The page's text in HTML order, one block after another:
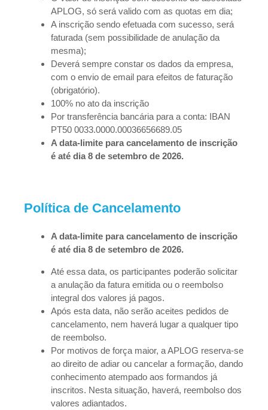
APLOG, só será valido com as quotas em dia;
A inscrição sendo efetuada com sucesso, será
faturada (sem possibilidade de anulação da
mesma);
Deverá sempre constar os dados da empresa,
com o envio de email para efeitos de faturação
(obrigatório).
100% no ato da inscrição
Por transferência bancária para a conta: IBAN
PT50 0033.0000.00036656689.05
A data-limite para cancelamento de inscrição
é até dia 8 de setembro de 2026.
Política de Cancelamento
A data-limite para cancelamento de inscrição
é até dia 8 de setembro de 2026.
Até essa data, os participantes poderão solicitar
a anulação da fatura emitida ou o reembolso
integral dos valores já pagos.
Após esta data, não serão aceites pedidos de
cancelamento, nem haverá lugar a qualquer tipo
de reembolso.
Por motivos de força maior, a APLOG reserva-se
ao direito de adiar ou cancelar a formação, dando
conhecimento atempado aos formandos já
inscritos. Nesta situação, haverá, reembolso dos
valores adiantados.